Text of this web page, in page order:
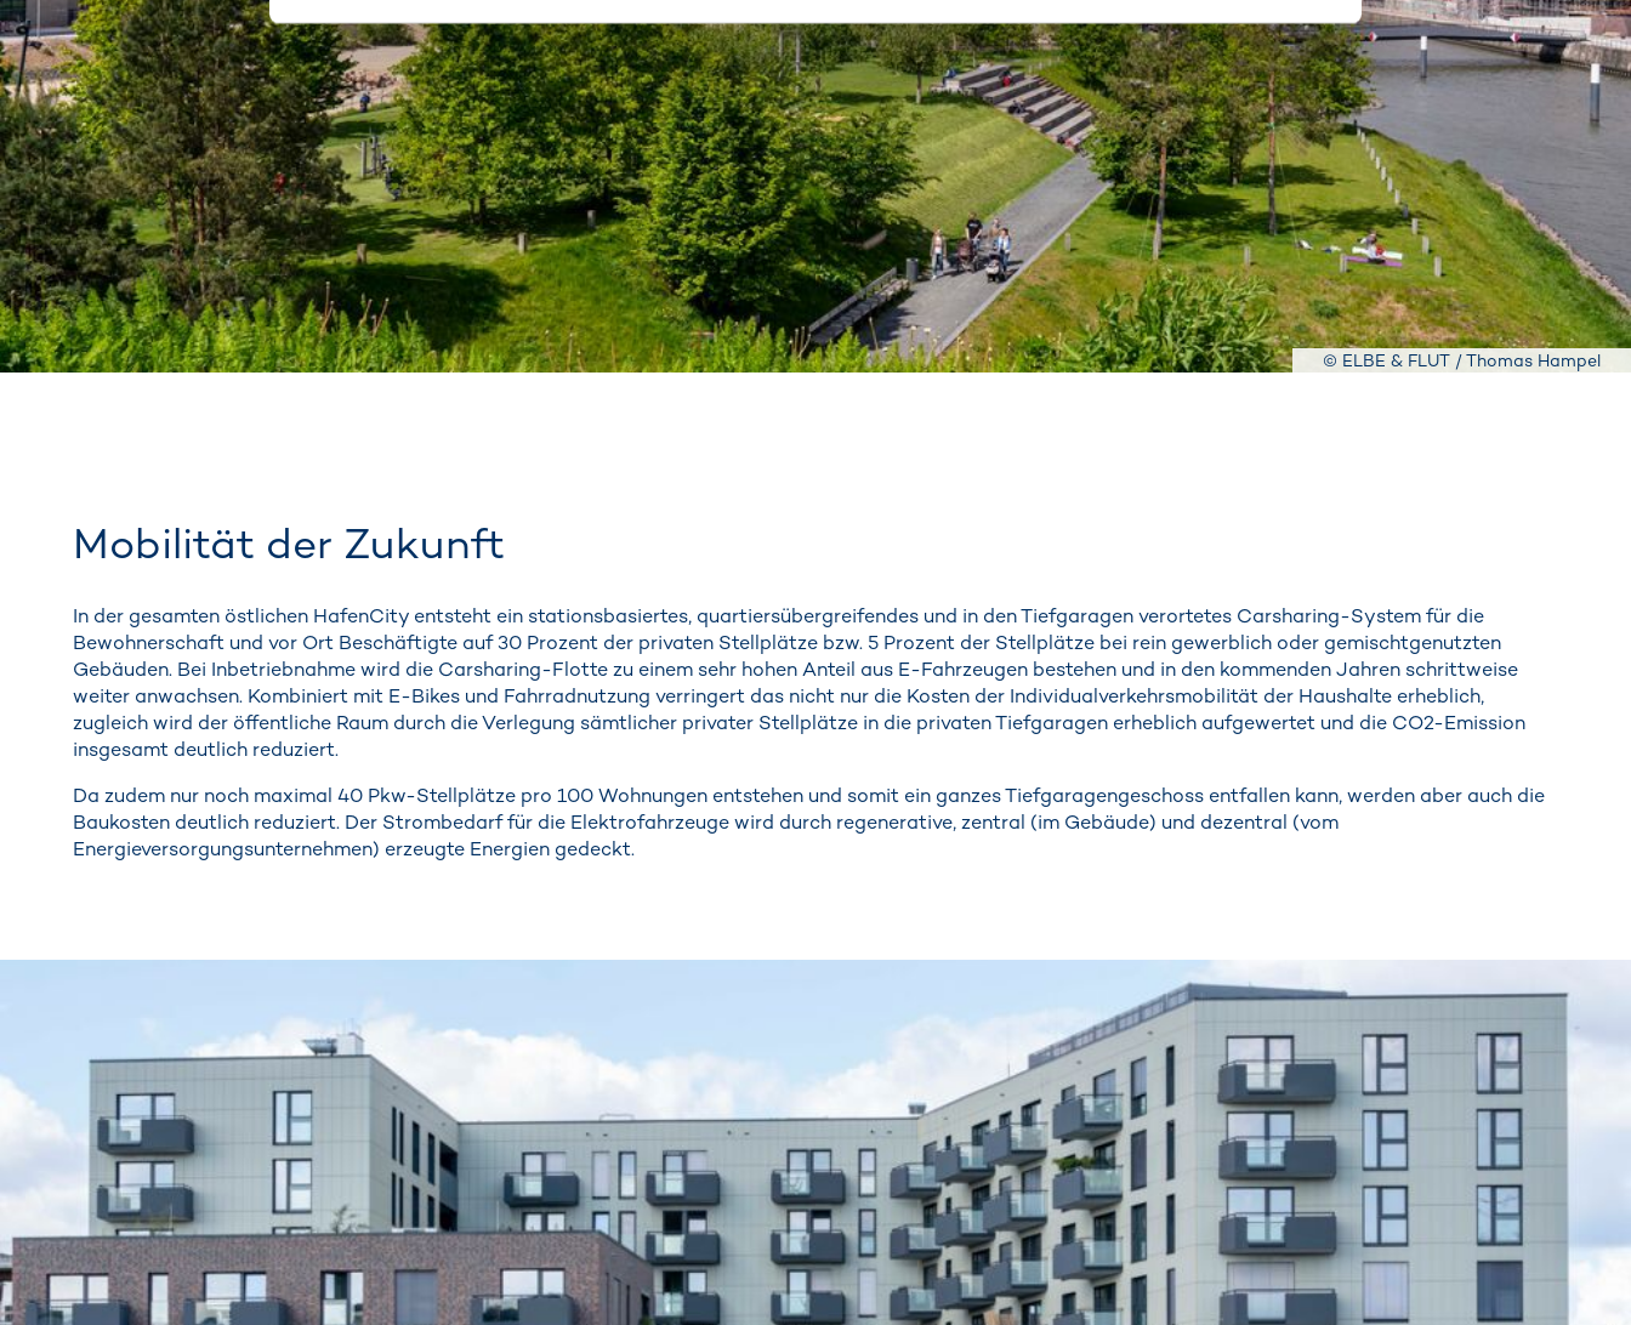
© ELBE & FLUT / Thomas Hampel
Mobilität der Zukunft
In der gesamten östlichen HafenCity entsteht ein stationsbasiertes, quartiersübergreifendes und in den Tiefgaragen verortetes Carsharing-System für die
Bewohnerschaft und vor Ort Beschäftigte auf 30 Prozent der privaten Stellplätze bzw. 5 Prozent der Stellplätze bei rein gewerblich oder gemischtgenutzten
Gebäuden. Bei Inbetriebnahme wird die Carsharing-Flotte zu einem sehr hohen Anteil aus E-Fahrzeugen bestehen und in den kommenden Jahren schrittweise
weiter anwachsen. Kombiniert mit E-Bikes und Fahrradnutzung verringert das nicht nur die Kosten der Individualverkehrsmobilität der Haushalte erheblich,
zugleich wird der öffentliche Raum durch die Verlegung sämtlicher privater Stellplätze in die privaten Tiefgaragen erheblich aufgewertet und die CO2-Emission
insgesamt deutlich reduziert.
Da zudem nur noch maximal 40 Pkw-Stellplätze pro 100 Wohnungen entstehen und somit ein ganzes Tiefgaragengeschoss entfallen kann, werden aber auch die
Baukosten deutlich reduziert. Der Strombedarf für die Elektrofahrzeuge wird durch regenerative, zentral (im Gebäude) und dezentral (vom
Energieversorgungsunternehmen) erzeugte Energien gedeckt.